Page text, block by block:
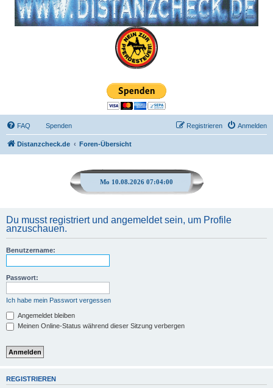
FAQ Spenden Anmelden
Registrieren
Distanzcheck.de Foren-Übersicht
Mo 10.08.2026 07:04:00
Du musst registriert und angemeldet sein, um Profile
anzuschauen.
Benutzername:
Passwort:
Ich habe mein Passwort vergessen
Angemeldet bleiben
Meinen Online-Status während dieser Sitzung verbergen
REGISTRIEREN